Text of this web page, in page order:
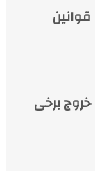
برخی